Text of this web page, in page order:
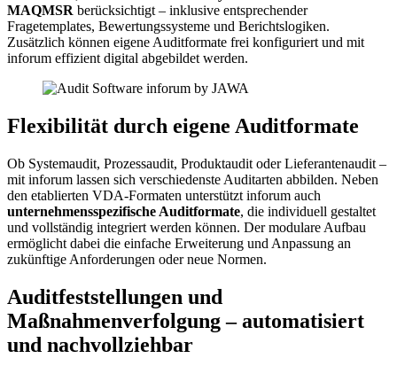
MAQMSR berücksichtigt – inklusive entsprechender
Fragetemplates, Bewertungssysteme und Berichtslogiken.
Zusätzlich können eigene Auditformate frei konfiguriert und mit
inforum effizient digital abgebildet werden.
Flexibilität durch eigene Auditformate
Ob Systemaudit, Prozessaudit, Produktaudit oder Lieferantenaudit –
mit inforum lassen sich verschiedenste Auditarten abbilden. Neben
den etablierten VDA-Formaten unterstützt inforum auch
unternehmensspezifische Auditformate, die individuell gestaltet
und vollständig integriert werden können. Der modulare Aufbau
ermöglicht dabei die einfache Erweiterung und Anpassung an
zukünftige Anforderungen oder neue Normen.
Auditfeststellungen und
Maßnahmenverfolgung – automatisiert
und nachvollziehbar